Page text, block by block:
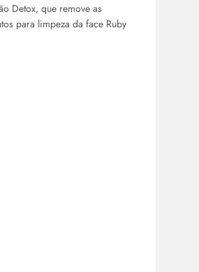
Detox, que remove as
para limpeza da face Ruby